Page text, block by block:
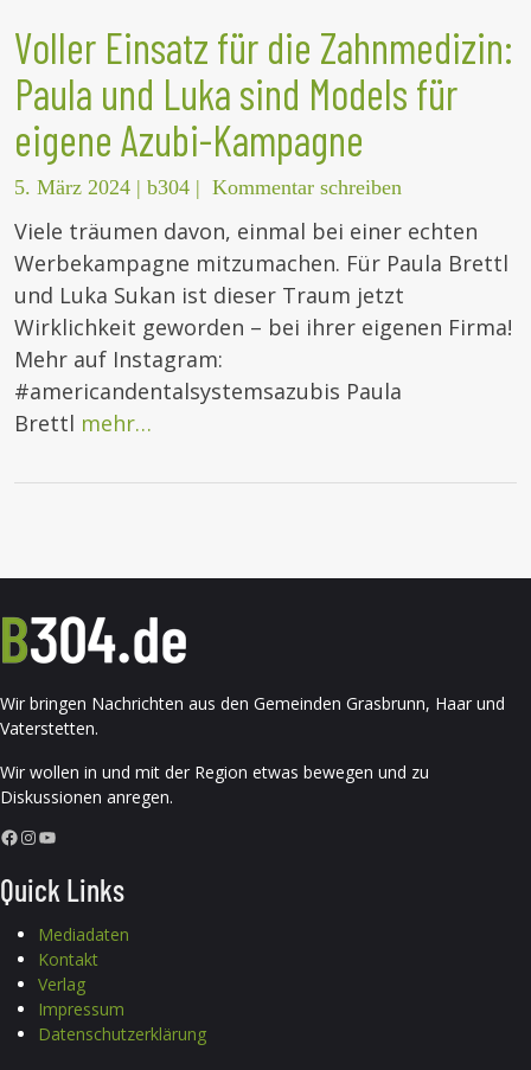
Voller Einsatz für die Zahnmedizin:
Paula und Luka sind Models für
eigene Azubi-Kampagne
5. März 2024 | b304 | Kommentar schreiben
Viele träumen davon, einmal bei einer echten
Werbekampagne mitzumachen. Für Paula Brettl
und Luka Sukan ist dieser Traum jetzt
Wirklichkeit geworden – bei ihrer eigenen Firma!
Mehr auf Instagram:
#americandentalsystemsazubis Paula
Brettl mehr…
Wir bringen Nachrichten aus den Gemeinden Grasbrunn, Haar und
Vaterstetten.
Wir wollen in und mit der Region etwas bewegen und zu
Diskussionen anregen.
Facebook InstagramYouTube
Quick Links
Mediadaten
Kontakt
Verlag
Impressum
Datenschutzerklärung